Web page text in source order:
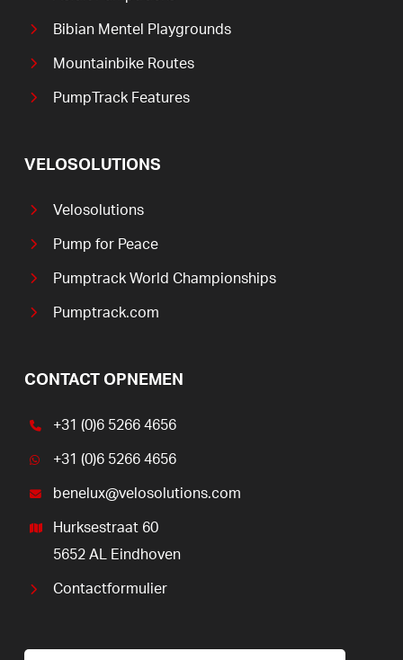
Bibian Mentel Playgrounds
Mountainbike Routes
PumpTrack Features
VELOSOLUTIONS
Velosolutions
Pump for Peace
Pumptrack World Championships
Pumptrack.com
CONTACT OPNEMEN
+31 (0)6 5266 4656
+31 (0)6 5266 4656
benelux@velosolutions.com
Hurksestraat 60
5652 AL Eindhoven
Contactformulier